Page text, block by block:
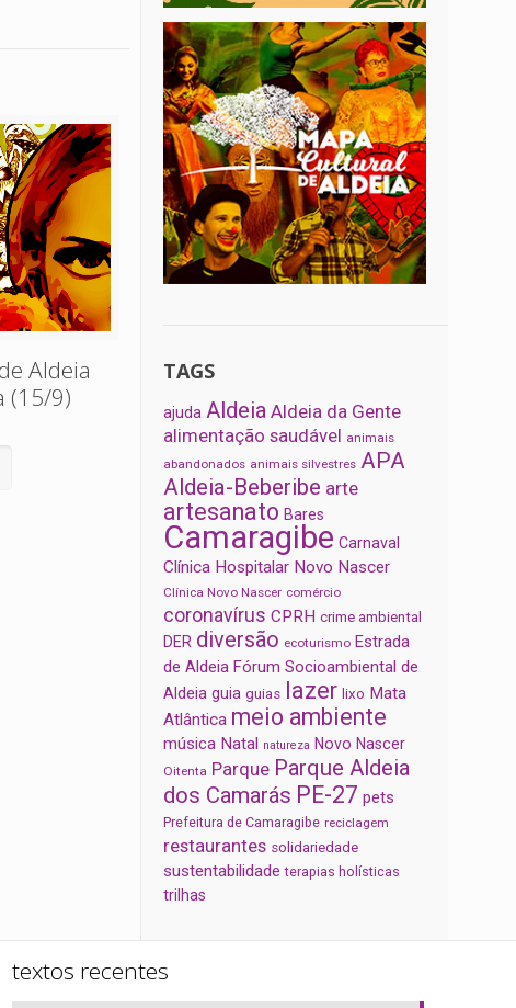
Aldeia
(15/9)
TAGS
ajuda Aldeia Aldeia da Gente
alimentação saudável animais
abandonados animais silvestres APA
Aldeia-Beberibe arte
artesanato Bares
Camaragibe Carnaval
Clínica Hospitalar Novo Nascer
Clínica Novo Nascer comércio
coronavírus CPRH crime ambiental
DER diversão ecoturismo Estrada
de Aldeia Fórum Socioambiental de
Aldeia guia guias lazer lixo Mata
Atlântica meio ambiente
música Natal natureza Novo Nascer
Oitenta Parque Parque Aldeia
dos Camarás PE-27 pets
Prefeitura de Camaragibe reciclagem
restaurantes solidariedade
sustentabilidade terapias holísticas
trilhas
textos recentes